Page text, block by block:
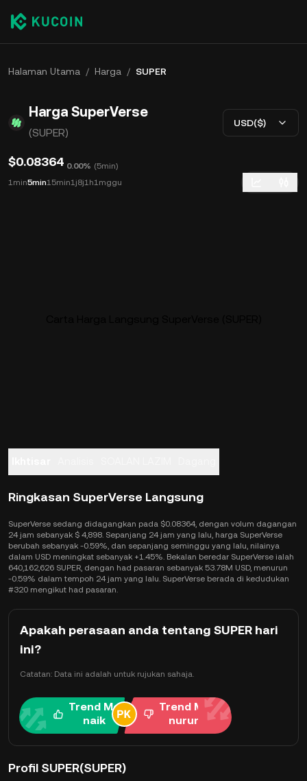
Halaman Utama / Harga / SUPER
Harga SuperVerse
(SUPER)
USD($)
$0.08364 0.00% (5min)
1min5min15min1j8j1h1mggu
Ringkasan SuperVerse Langsung
SuperVerse sedang didagangkan pada $0.08364, dengan volum dagangan
24 jam sebanyak $ 4,898. Sepanjang 24 jam yang lalu, harga SuperVerse
berubah sebanyak -0.59%, dan sepanjang seminggu yang lalu, nilainya
dalam USD meningkat sebanyak +1.45%. Bekalan beredar SuperVerse ialah
640,162,626 SUPER, dengan had pasaran sebanyak 53.78M USD, menurun
-0.59% dalam tempoh 24 jam yang lalu. SuperVerse berada di kedudukan
#320 mengikut had pasaran.
Apakah perasaan anda tentang SUPER hari
ini?
Catatan: Data ini adalah untuk rujukan sahaja.
Trend Me
naik
Trend Me
nurun
Profil SUPER(SUPER)